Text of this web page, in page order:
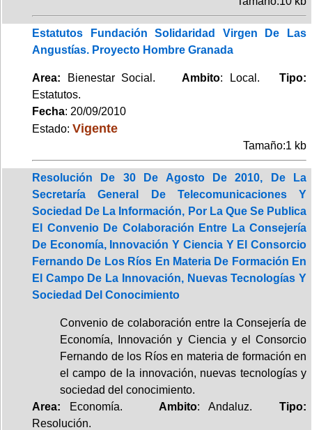
Estatutos Fundación Solidaridad Virgen De Las
Angustías. Proyecto Hombre Granada
Area: Bienestar Social. Ambito: Local. Tipo:
Estatutos.
Fecha: 20/09/2010
Estado: Vigente
Tamaño:1 kb
Resolución De 30 De Agosto De 2010, De La
Secretaría General De Telecomunicaciones Y
Sociedad De La Información, Por La Que Se Publica
El Convenio De Colaboración Entre La Consejería
De Economía, Innovación Y Ciencia Y El Consorcio
Fernando De Los Ríos En Materia De Formación En
El Campo De La Innovación, Nuevas Tecnologías Y
Sociedad Del Conocimiento
Convenio de colaboración entre la Consejería de
Economía, Innovación y Ciencia y el Consorcio
Fernando de los Ríos en materia de formación en
el campo de la innovación, nuevas tecnologías y
sociedad del conocimiento.
Area: Economía. Ambito: Andaluz. Tipo:
Resolución.